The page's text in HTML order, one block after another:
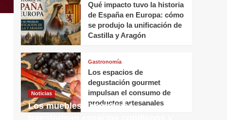
Qué impacto tuvo la historia
de España en Europa: cómo
se produjo la unificación de
Castilla y Aragón
Gastronomía
Los espacios de
degustación gourmet
impulsan el consumo de
productos artesanales
Noticias
Los muebles decorativos